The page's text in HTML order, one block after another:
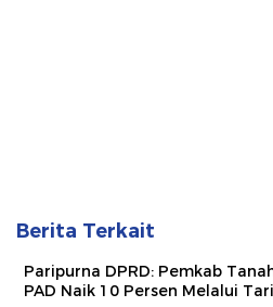
Berita Terkait
Paripurna DPRD: Pemkab
PAD Naik 10 Persen Melalui